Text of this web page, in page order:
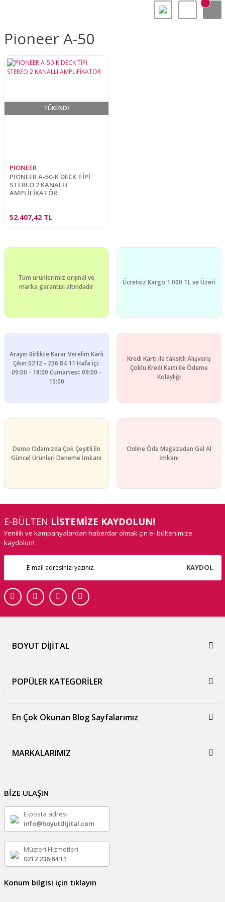
Pioneer A-50
TÜKENDİ
PIONEER
PIONEER A-50-K DECK TİPİ
STEREO 2 KANALLI
AMPLİFİKATÖR
52.407,42 TL
Tüm ürünlerimiz orijinal ve
marka garantisi altındadır
Ücretsiz Kargo 1.000 TL ve Üzeri
Arayın Birlikte Karar Verelim Karlı
Çıkın 0212 - 236 84 11 Hafa içi:
09:00 - 18:00 Cumartesi: 09:00 -
15:00
Kredi Kartı ile taksitli Alışveriş
Çoklu Kredi Kartı ile Ödeme
Kolaylığı
Demo Odamızda Çok Çeşitli En
Güncel Ürünleri Deneme İmkanı
Online Öde Mağazadan Gel Al
İmkanı
E-BÜLTEN LİSTEMİZE KAYDOLUN!
Yenilik ve kampanyalardan haberdar olmak çin e- bültenimize
kaydolun!
KAYDOL
BOYUT DİJİTAL
POPÜLER KATEGORİLER
En Çok Okunan Blog Sayfalarımız
MARKALARIMIZ
BİZE ULAŞIN
E-posta adresi
info@boyutdijital.com
Müşteri Hizmetleri
0212 236 84 11
Konum bilgisi için tıklayın